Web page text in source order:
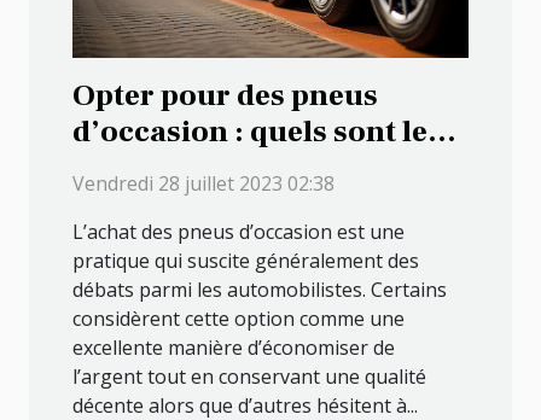
Opter pour des pneus
d’occasion : quels sont les
avantages que cela
présente ?
Vendredi 28 juillet 2023 02:38
L’achat des pneus d’occasion est une
pratique qui suscite généralement des
débats parmi les automobilistes. Certains
considèrent cette option comme une
excellente manière d’économiser de
l’argent tout en conservant une qualité
décente alors que d’autres hésitent à...